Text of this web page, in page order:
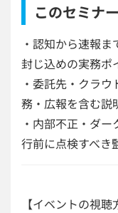
このセミナ
・認知から速報
封じ込めの実務ポ
・委託先・クラ
務・広報を含む説
・内部不正・ダ
行前に点検すべき
【イベントの視聴